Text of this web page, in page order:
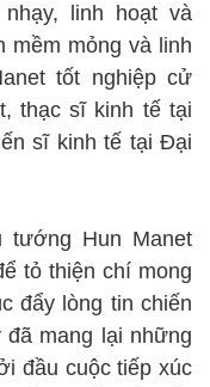
linh hoạt và
mềm mỏng và linh
tốt nghiệp cử
thạc sĩ kinh tế tại
sĩ kinh tế tại Đại
tướng Hun Manet
tỏ thiện chí mong
đẩy lòng tin chiến
mang lại những
đầu cuộc tiếp xúc